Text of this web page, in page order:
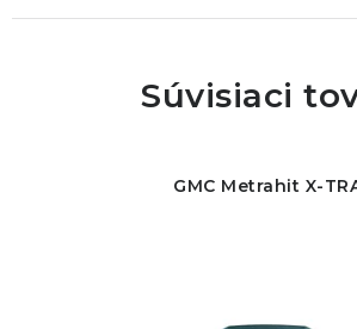
Súvisiaci
GMC Metrahit X-